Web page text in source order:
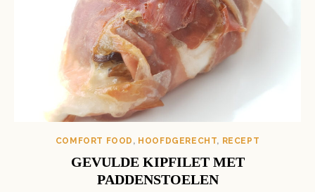
COMFORT FOOD , HOOFDGERECHT, RECEPT
GEVULDE KIPFILET MET
PADDENSTOELEN